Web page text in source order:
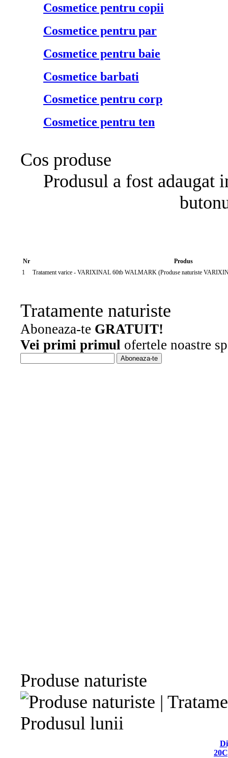
Cosmetice pentru copii
Cosmetice pentru par
Cosmetice pentru baie
Cosmetice barbati
Cosmetice pentru corp
Cosmetice pentru ten
Cos produse
Produsul a fost adaugat
Nr
Produs
1
Tratament varice - VARIXINAL 60tb WALMARK (Produse naturiste
Tratamente naturiste
Aboneaza-te GRATUIT!
Vei primi primul ofertele noastre
Produse naturiste
Produsul lunii